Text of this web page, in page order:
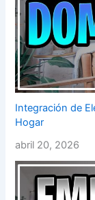
Integración de
Hogar
abril 20, 2026